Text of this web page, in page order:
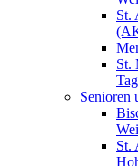
St.
St.
Senioren
St.